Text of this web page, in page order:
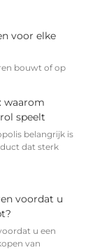
voor elke
bouwt of op
waarom
speelt
belangrijk is
dat sterk
voordat u
u een
van